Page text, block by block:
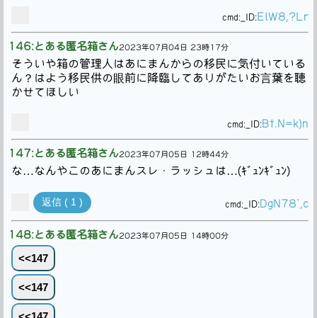
cmd: _ID:ElW8,?Lr
146:とある匿名箱さん2023年07月04日 23時17分
そういや箱の管理人はあにまんからの移民に気付いている
ん？はよう移民供の眼前に降臨してありがたいお言葉を聴
かせてほしい
cmd: _ID:Bt.N=k)n
147:とある匿名箱さん2023年07月05日 12時44分
な…なんやこのあにまんスレ・ラッシュは…(ｷﾞｭﾝｷﾞｭﾝ)
返信 ( 1 ) cmd: _ID:DgN78`,c
148:とある匿名箱さん2023年07月05日 14時00分
<<147
<<147